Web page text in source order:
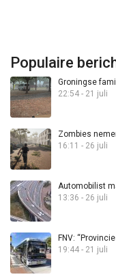
Populaire
Groningse
22:54 - 21 juli
Zombies
16:11 - 26 juli
Automobilist
13:36 - 26 juli
FNV:
19:44 - 21 juli